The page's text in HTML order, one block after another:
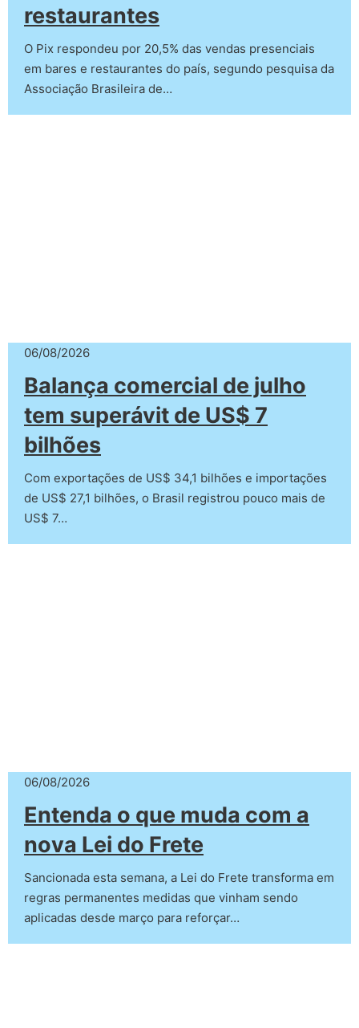
restaurantes
O Pix respondeu por 20,5% das vendas presenciais
em bares e restaurantes do país, segundo pesquisa da
Associação Brasileira de…
06/08/2026
Balança comercial de julho
tem superávit de US$ 7
bilhões
Com exportações de US$ 34,1 bilhões e importações
de US$ 27,1 bilhões, o Brasil registrou pouco mais de
US$ 7…
06/08/2026
Entenda o que muda com a
nova Lei do Frete
Sancionada esta semana, a Lei do Frete transforma em
regras permanentes medidas que vinham sendo
aplicadas desde março para reforçar…